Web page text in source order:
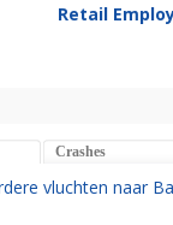
Retail
Crashes
vluchten naar